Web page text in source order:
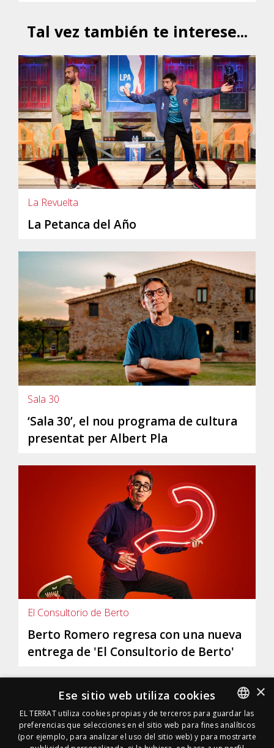
Tal vez también te interese...
La Revuelta
La Petanca del Año
Sala 30
‘Sala 30’, el nou programa de cultura
presentat per Albert Pla
El Consultorio de Berto
Berto Romero regresa con una nueva
entrega de 'El Consultorio de Berto'
SPANISH
SPANISH
×
Ese sitio web utiliza cookies
EL TERRAT utiliza cookies propias y de terceros para guardar las
preferencias que selecciones en el sitio web para fines analíticos
(por ejemplo, para analizar el uso del sitio web) y para mostrarte